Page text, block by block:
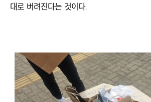
대로 버려진다는 것이다.